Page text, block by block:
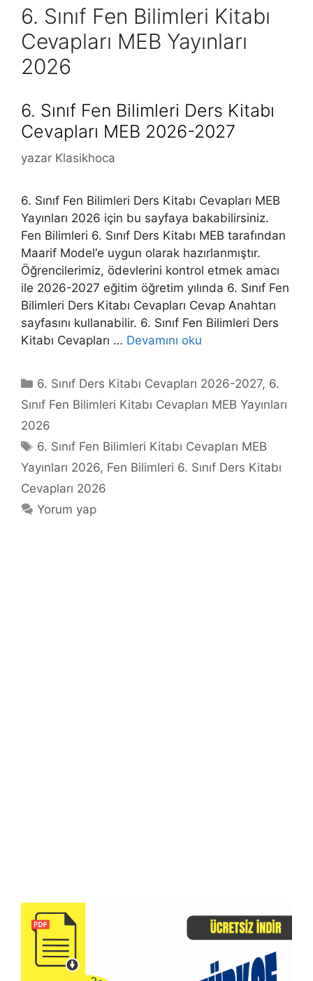
6. Sınıf Fen Bilimleri Kitabı
Cevapları MEB Yayınları
2026
6. Sınıf Fen Bilimleri Ders Kitabı
Cevapları MEB 2026-2027
yazar Klasikhoca
6. Sınıf Fen Bilimleri Ders Kitabı Cevapları MEB
Yayınları 2026 için bu sayfaya bakabilirsiniz.
Fen Bilimleri 6. Sınıf Ders Kitabı MEB tarafından
Maarif Model‘e uygun olarak hazırlanmıştır.
Öğrencilerimiz, ödevlerini kontrol etmek amacı
ile 2026-2027 eğitim öğretim yılında 6. Sınıf Fen
Bilimleri Ders Kitabı Cevapları Cevap Anahtarı
sayfasını kullanabilir. 6. Sınıf Fen Bilimleri Ders
Kitabı Cevapları … Devamını oku
Kategoriler
6. Sınıf Ders Kitabı Cevapları 2026-2027, 6.
Sınıf Fen Bilimleri Kitabı Cevapları MEB Yayınları
2026
Etiketler
6. Sınıf Fen Bilimleri Kitabı Cevapları MEB
Yayınları 2026, Fen Bilimleri 6. Sınıf Ders Kitabı
Cevapları 2026
Yorum yap